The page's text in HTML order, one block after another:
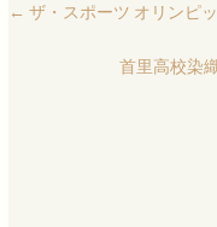
← ザ・スポーツ オリンピ
首里高校染